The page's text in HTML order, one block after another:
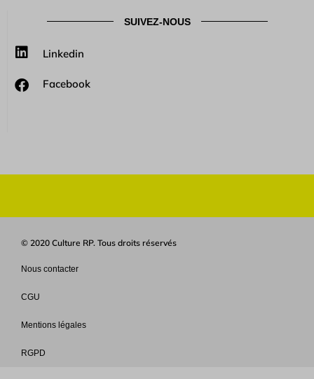
SUIVEZ-NOUS
Linkedin
Facebook
© 2020 Culture RP. Tous droits réservés
Nous contacter
CGU
Mentions légales
RGPD